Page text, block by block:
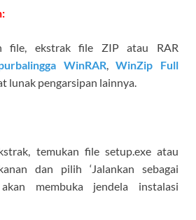
file, ekstrak file ZIP atau RAR
WinRAR,WinZip Full
lunak pengarsipan lainnya.
temukan file setup.exe atau
dan pilih ‘Jalankan sebagai
membuka jendela instalasi